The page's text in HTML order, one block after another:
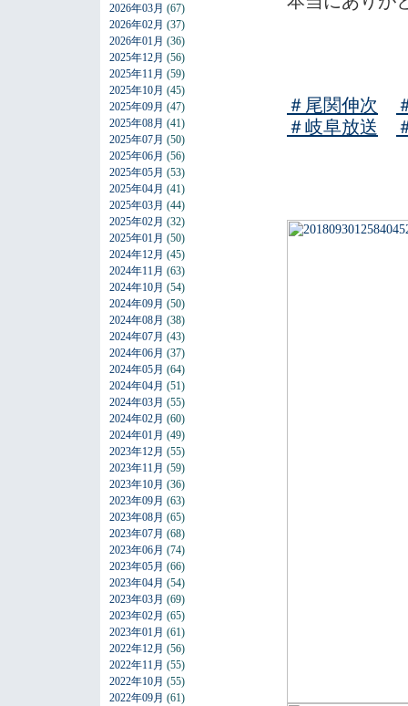
2026年03月 (67)
2026年02月 (37)
2026年01月 (36)
2025年12月 (56)
2025年11月 (59)
2025年10月 (45)
2025年09月 (47)
2025年08月 (41)
2025年07月 (50)
2025年06月 (56)
2025年05月 (53)
2025年04月 (41)
2025年03月 (44)
2025年02月 (32)
2025年01月 (50)
2024年12月 (45)
2024年11月 (63)
2024年10月 (54)
2024年09月 (50)
2024年08月 (38)
2024年07月 (43)
2024年06月 (37)
2024年05月 (64)
2024年04月 (51)
2024年03月 (55)
2024年02月 (60)
2024年01月 (49)
2023年12月 (55)
2023年11月 (59)
2023年10月 (36)
2023年09月 (63)
2023年08月 (65)
2023年07月 (68)
2023年06月 (74)
2023年05月 (66)
2023年04月 (54)
2023年03月 (69)
2023年02月 (65)
2023年01月 (61)
2022年12月 (56)
2022年11月 (55)
2022年10月 (55)
2022年09月 (61)
＃ 尾関伸次
＃岐阜放送